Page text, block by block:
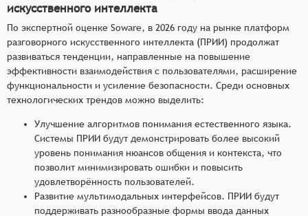
искусственного интеллекта
По экспертной оценке Soware, в 2026 году на рынке платформ
разговорного искусственного интеллекта (ПРИИ) продолжат
развиваться тенденции, направленные на повышение
эффективности взаимодействия с пользователями, расширение
функциональности и усиление безопасности. Среди основных
технологических трендов можно выделить:
Улучшение алгоритмов понимания естественного языка.
Системы ПРИИ будут демонстрировать более высокий
уровень понимания нюансов общения и контекста, что
позволит минимизировать ошибки и повысить
удовлетворённость пользователей.
Развитие мультимодальных интерфейсов. ПРИИ будут
поддерживать разнообразные формы ввода данных